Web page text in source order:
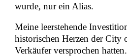
wurde, nur ein Alias.
Meine leerstehende
historischen Herzen der
Verkäufer versprochen